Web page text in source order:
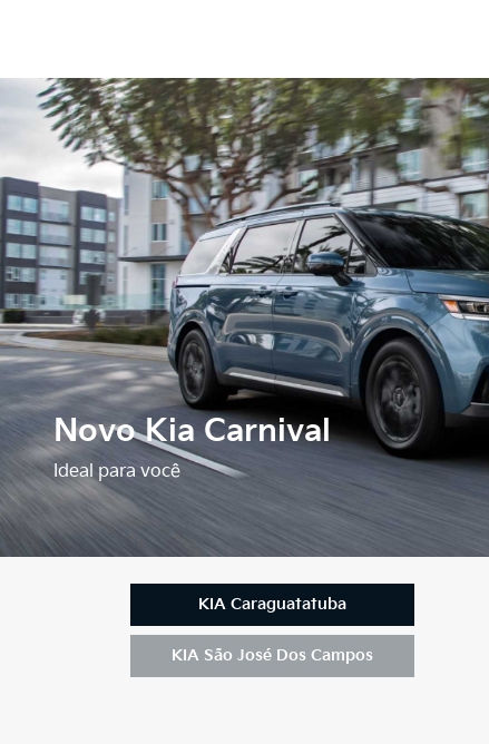
Novo Kia Carnival
Ideal para você
KIA Caraguatatuba
KIA São José Dos Campos